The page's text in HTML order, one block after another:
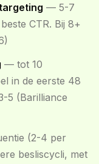
— 5-7
CTR. Bij 8+
— tot 10
in de eerste 48
5 (Barilliance
(2-4 per
besliscycli, met